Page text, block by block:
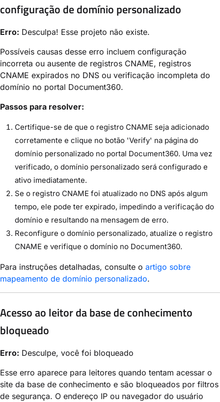
configuração de domínio personalizado
Erro: Desculpa! Esse projeto não existe.
Possíveis causas desse erro incluem configuração
incorreta ou ausente de registros CNAME, registros
CNAME expirados no DNS ou verificação incompleta do
domínio no portal Document360.
Passos para resolver:
Certifique-se de que o registro CNAME seja adicionado
corretamente e clique no botão 'Verify' na página do
domínio personalizado no portal Document360. Uma vez
verificado, o domínio personalizado será configurado e
ativo imediatamente.
Se o registro CNAME foi atualizado no DNS após algum
tempo, ele pode ter expirado, impedindo a verificação do
domínio e resultando na mensagem de erro.
Reconfigure o domínio personalizado, atualize o registro
CNAME e verifique o domínio no Document360.
Para instruções detalhadas, consulte o artigo sobre
mapeamento de domínio personalizado.
Acesso ao leitor da base de conhecimento
bloqueado
Erro: Desculpe, você foi bloqueado
Esse erro aparece para leitores quando tentam acessar o
site da base de conhecimento e são bloqueados por filtros
de segurança. O endereço IP ou navegador do usuário